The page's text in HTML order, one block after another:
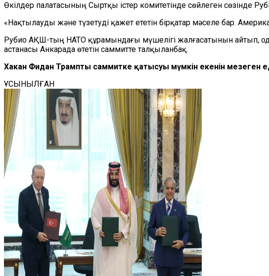
Өкілдер палатасының Сыртқы істер комитетінде сөйлеген сөзінде
«Нақтылауды және түзетуді қажет ететін бірқатар мәселе бар.
Рубио АҚШ-тың НАТО құрамындағы мүшелігі жалғасатынын айтып,
астанасы Анкарада өтетін саммитте талқыланбақ.
Хакан Фидан Трамптың саммитке қатысуы мүмкін екенін меңзеген
ҰСЫНЫЛҒАН